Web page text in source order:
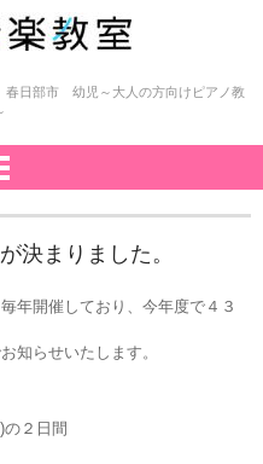
和楽器）
春日部市 幼児～大人の方向けピアノ教
決まりました。
年開催しており、今年度で４３
知らせいたします。
２日間